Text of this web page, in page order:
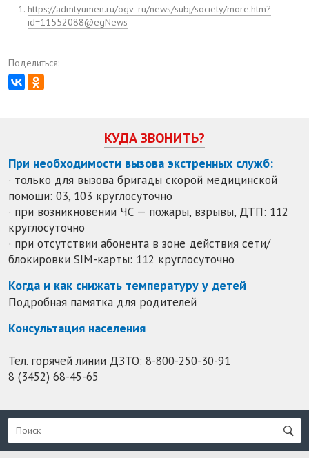
https://admtyumen.ru/ogv_ru/news/subj/society/more.htm?
id=11552088@egNews
Поделиться:
КУДА ЗВОНИТЬ?
При необходимости вызова экстренных служб:
· только для вызова бригады скорой медицинской
помощи: 03, 103 круглосуточно
· при возникновении ЧС — пожары, взрывы, ДТП: 112
круглосуточно
· при отсутствии абонента в зоне действия сети/
блокировки SIM-карты: 112 круглосуточно
Когда и как снижать температуру у детей
Подробная памятка для родителей
Консультация населения
Тел. горячей линии ДЗТО: 8-800-250-30-91
8 (3452) 68-45-65